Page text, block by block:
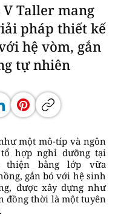
Taller mang
pháp thiết kế
hệ vòm, gắn
tự nhiên
một mô-típ và ngôn
hợp nghỉ dưỡng tại
thiện bằng lớp vữa
gắn bó với hệ sinh
được xây dựng như
đồng thời là một tuyên